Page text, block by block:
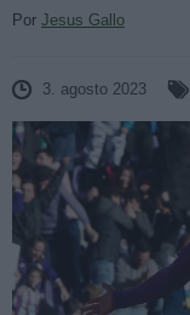
Por Jesus Gallo
3. agosto 2023